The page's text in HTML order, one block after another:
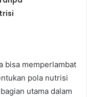
bisa memperlambat
pola nutrisi
utama dalam